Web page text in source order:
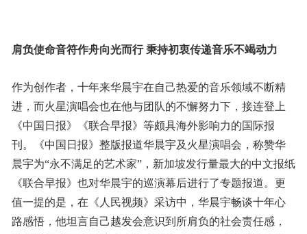
肩负使命音符作舟向光而行 秉持初衷传递音乐不竭动力
作为创作者，十年来华晨宇在自己热爱的音乐领域不断精
进，而火星演唱会也在他与团队的不懈努力下，接连登上
《中国日报》《联合早报》等颇具海外影响力的国际报
刊。《中国日报》整版报道华晨宇及火星演唱会，称赞华
晨宇为“永不满足的艺术家”，新加坡发行量最大的中文报纸
《联合早报》也对华晨宇的巡演幕后进行了专题报道。更
值一提的是，在《人民视频》采访中，华晨宇畅谈十年心
路感悟，他坦言自己越发会意识到所肩负的社会责任感，